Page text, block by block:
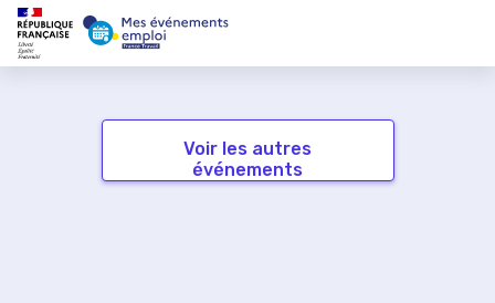
Voir les autres
événements